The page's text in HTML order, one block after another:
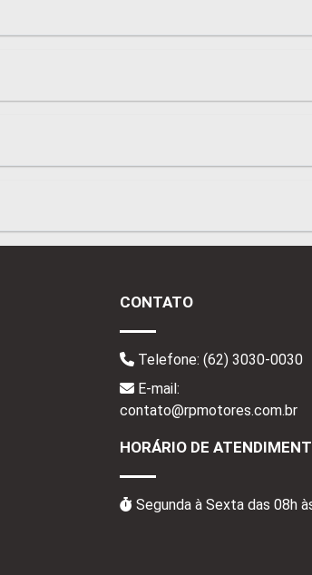
CONTATO
Telefone: (62) 3030-0030
E-mail:
contato@rpmotores.com.br
HORÁRIO DE
Segunda à Sexta das 08h